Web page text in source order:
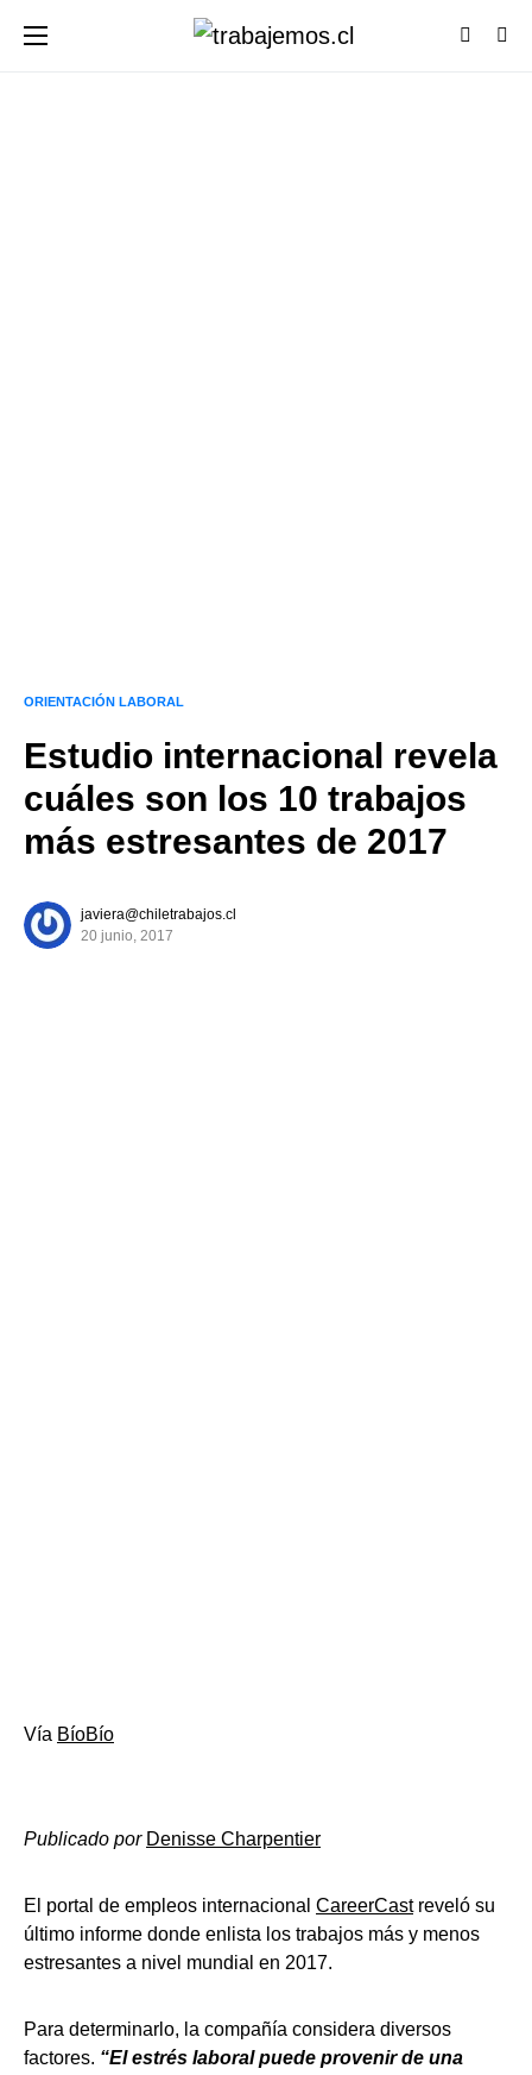
ORIENTACIÓN LABORAL
Estudio internacional revela
cuáles son los 10 trabajos
más estresantes de 2017
javiera@chiletrabajos.cl
20 junio, 2017
Vía BíoBío
Publicado por Denisse Charpentier
El portal de empleos internacional CareerCastreveló su
último informe donde enlista los trabajos más y menos
estresantes a nivel mundial en 2017.
Para determinarlo, la compañía considera diversos
factores. “El estrés laboral puede provenir de una